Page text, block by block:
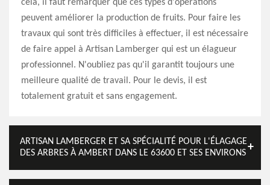
cela, il faut remarquer que ces types d'opérations
peuvent améliorer la production de fruits. Pour faire les
travaux qui sont très difficiles à effectuer, il est nécessaire
de faire appel à Artisan Lamberger qui est un élagueur
professionnel. N'oubliez pas qu'il garantit toujours une
meilleure qualité de travail. Pour le devis, il est
totalement gratuit et sans engagement.
ARTISAN LAMBERGER ET SA SPÉCIALITÉ POUR L'ÉLAGAGE
DES ARBRES À AMBERT DANS LE 63600 ET SES ENVIRONS